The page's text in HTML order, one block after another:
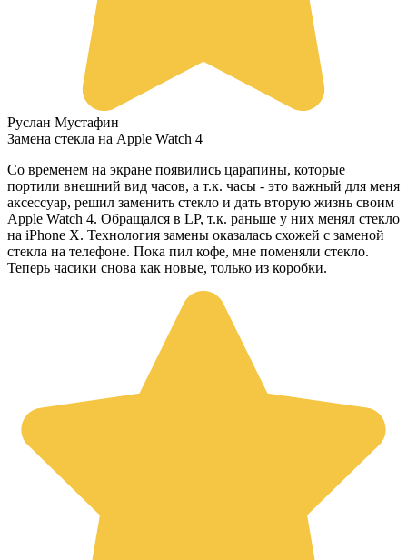
Руслан Мустафин
Замена стекла на Apple Watch 4
Со временем на экране появились царапины, которые
портили внешний вид часов, а т.к. часы - это важный для меня
аксессуар, решил заменить стекло и дать вторую жизнь своим
Apple Watch 4. Обращался в LP, т.к. раньше у них менял стекло
на iPhone X. Технология замены оказалась схожей с заменой
стекла на телефоне. Пока пил кофе, мне поменяли стекло.
Теперь часики снова как новые, только из коробки.